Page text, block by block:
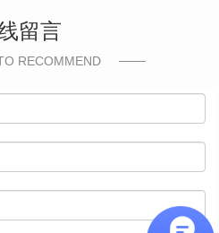
留言
RECOMMEND